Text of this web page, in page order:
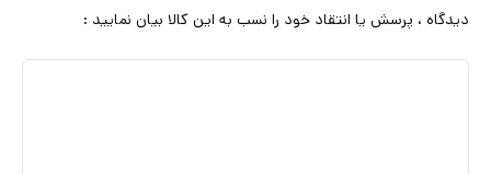
دیدگاه ، پرسش یا انتقاد خود را نسب به این کالا بیان نمایید :